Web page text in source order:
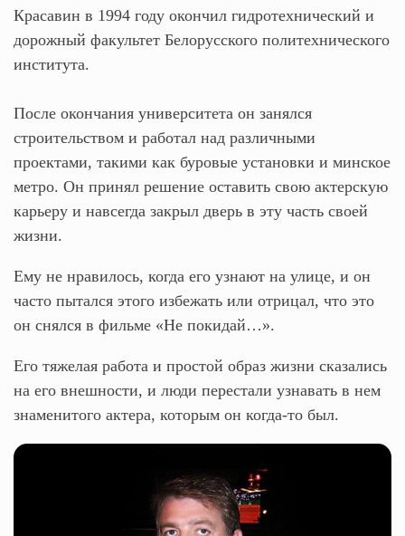
Красавин в 1994 году окончил гидротехнический и
дорожный факультет Белорусского политехнического
института.
После окончания университета он занялся
строительством и работал над различными
проектами, такими как буровые установки и минское
метро. Он принял решение оставить свою актерскую
карьеру и навсегда закрыл дверь в эту часть своей
жизни.
Ему не нравилось, когда его узнают на улице, и он
часто пытался этого избежать или отрицал, что это
он снялся в фильме «Не покидай…».
Его тяжелая работа и простой образ жизни сказались
на его внешности, и люди перестали узнавать в нем
знаменитого актера, которым он когда-то был.